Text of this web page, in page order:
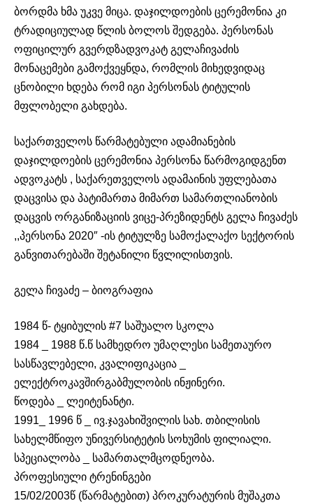
ბორდმა ხმა უკვე მიცა. დაჯილდოების ცერემონია კი
ტრადიციულად წლის ბოლოს შედგება. პერსონას
ოფიცილურ გვერდზადვოკატ გელაჩივაძის
მონაცემები გამოქვეყნდა, რომლის მიხედვიდაც
ცნობილი ხდება რომ იგი პერსონას ტიტულის
მფლობელი გახდება.
საქართველოს წარმატებული ადამიანების
დაჯილდოების ცერემონია პერსონა წარმოგიდგენთ
ადვოკატს , საქარეთველოს ადამაინის უფლებათა
დაცვისა და პატიმართა მიმართ სამართლიანობის
დაცვის ორგანიზაციის ვიცე-პრეზიდენტს გელა ჩივაძეს
,,პერსონა 2020″ -ის ტიტულზე სამოქალაქო სექტორის
განვითარებაში შეტანილი წვლილისთვის.
გელა ჩივაძე – ბიოგრაფია
1984 წ- ტყიბულის #7 საშუალო სკოლა
1984 _ 1988 წ.წ სამხედრო უმაღლესი სამეთაურო
სასწავლებელი, კვალიფიკაცია _
ელექტროკავშირგაბმულობის ინჟინერი.
წოდება _ ლეიტენანტი.
1991_ 1996 წ _ ივ.ჯავახიშვილის სახ. თბილისის
სახელმწიფო უნივერსიტეტის სოხუმის ფილიალი.
სპეციალობა _ სამართალმცოდნეობა.
პროფესიული ტრენინგები
15/02/2003წ (წარმატებით) პროკურატურის მუშაკთა